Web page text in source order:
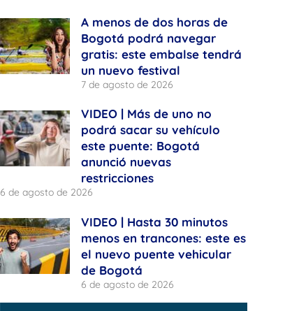
A menos de dos horas de
Bogotá podrá navegar
gratis: este embalse tendrá
un nuevo festival
7 de agosto de 2026
VIDEO | Más de uno no
podrá sacar su vehículo
este puente: Bogotá
anunció nuevas
restricciones
6 de agosto de 2026
VIDEO | Hasta 30 minutos
menos en trancones: este es
el nuevo puente vehicular
de Bogotá
6 de agosto de 2026